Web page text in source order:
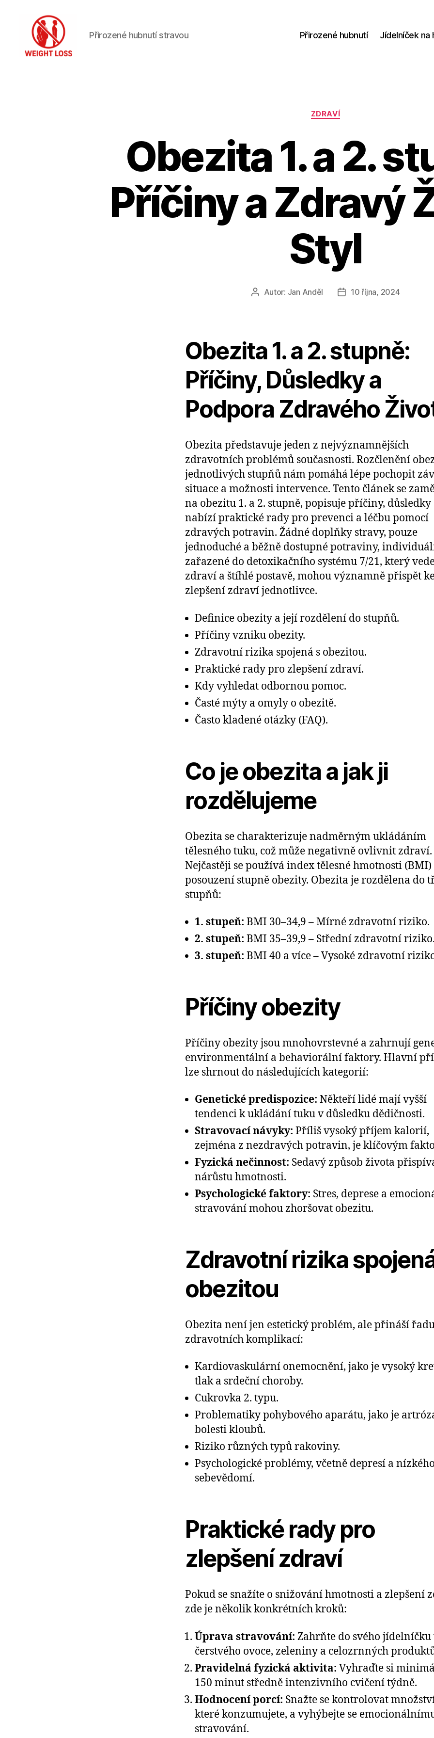
Přirozené hubnutí stravou Přirozené hubnutí Jídelníček na
Rubriky
ZDRAVÍ
Obezita 1. a 2.
Příčiny a Zdravý
Styl
AutorAutor: Jan Anděl
Datum
10 října, 2024
Obezita 1. a 2. stupně:
Příčiny, Důsledky a
Podpora Zdravého
Obezita představuje jeden z nejvýznamnějších
zdravotních problémů současnosti. Rozčlenění
jednotlivých stupňů nám pomáhá lépe pochopit
situace a možnosti intervence. Tento článek se
na obezitu 1. a 2. stupně, popisuje příčiny, důsledky
nabízí praktické rady pro prevenci a léčbu pomocí
zdravých potravin. Žádné doplňky stravy, pouze
jednoduché a běžně dostupné potraviny,
zařazené do detoxikačního systému 7/21, který
zdraví a štíhlé postavě, mohou významně přispět
zlepšení zdraví jednotlivce.
Definice obezity a její rozdělení do stupňů.
Příčiny vzniku obezity.
Zdravotní rizika spojená s obezitou.
Praktické rady pro zlepšení zdraví.
Kdy vyhledat odbornou pomoc.
Časté mýty a omyly o obezitě.
Často kladené otázky (FAQ).
Co je obezita a jak ji
rozdělujeme
Obezita se charakterizuje nadměrným ukládáním
tělesného tuku, což může negativně ovlivnit zdraví.
Nejčastěji se používá index tělesné hmotnosti (BMI)
posouzení stupně obezity. Obezita je rozdělena do
stupňů:
1. stupeň: BMI 30–34,9 – Mírné zdravotní riziko.
2. stupeň: BMI 35–39,9 – Střední zdravotní
3. stupeň: BMI 40 a více – Vysoké zdravotní
Příčiny obezity
Příčiny obezity jsou mnohovrstevné a zahrnují
environmentální a behaviorální faktory. Hlavní
lze shrnout do následujících kategorií:
Genetické predispozice: Někteří lidé mají vyšší
tendenci k ukládání tuku v důsledku dědičnosti.
Stravovací návyky: Příliš vysoký příjem kalorií,
zejména z nezdravých potravin, je klíčovým
Fyzická nečinnost: Sedavý způsob života
nárůstu hmotnosti.
Psychologické faktory: Stres, deprese a
stravování mohou zhoršovat obezitu.
Zdravotní rizika
obezitou
Obezita není jen estetický problém, ale přináší
zdravotních komplikací:
Kardiovaskulární onemocnění, jako je vysoký
tlak a srdeční choroby.
Cukrovka 2. typu.
Problematiky pohybového aparátu, jako je
bolesti kloubů.
Riziko různých typů rakoviny.
Psychologické problémy, včetně depresí a
sebevědomí.
Praktické rady pro
zlepšení zdraví
Pokud se snažíte o snižování hmotnosti a zlepšení
zde je několik konkrétních kroků:
Úprava stravování: Zahrňte do svého jídelníčku
čerstvého ovoce, zeleniny a celozrnných
Pravidelná fyzická aktivita: Vyhraďte si
150 minut středně intenzivního cvičení týdně.
Hodnocení porcí: Snažte se kontrolovat
které konzumujete, a vyhýbejte se
stravování.